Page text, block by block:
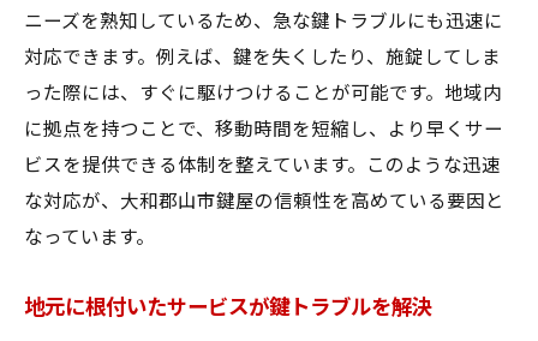
信頼できる鍵屋を見分ける口コミの活用法
レビューで見る大和郡山市の鍵屋の評判
鍵屋選びに欠かせない口コミ情報の探し方
SNSで確認する鍵屋の信頼性
体験談から学ぶ大和郡山市の鍵屋の選び方
奈良県生駒郡斑鳩町での緊急トラブル時に頼れ
る大和郡山市鍵屋の特徴
緊急時に頼れる鍵屋の選び方とは
ニーズを熟知しているため、急な鍵トラブルにも迅速に
対応できます。例えば、鍵を失くしたり、施錠してしま
った際には、すぐに駆けつけることが可能です。地域内
に拠点を持つことで、移動時間を短縮し、より早くサー
ビスを提供できる体制を整えています。このような迅速
な対応が、大和郡山市鍵屋の信頼性を高めている要因と
なっています。
地元に根付いたサービスが鍵トラブルを解決